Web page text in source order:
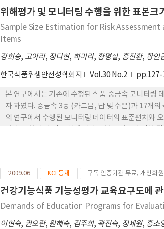
위해평가 및 모니터링 수행을 위한 표본
Sample Size Estimation for Risk
Items
강희승, 고아라, 정다현, 하미라, 황명실, 홍진환, 황인
한국식품위생안전성학회지 Vol.30 No.2 pp.127-
본 연구에서는 기존에 수행된 식품 중금속 모니터링
자 하였다. 중금속 3종 (카드뮴, 납 및 수은)과 17개
의 연구에서 수행된 모니터링 데이터의 표준편차와
개, 납의 경우 최소 7개에서 최대 1,062개, 수은의
을 것이다.
2009.06 KCI 등재 구독 인증기관 무료, 개인회
건강기능식품 기능성평가 교육요구도에
Demands of Education Programs for
이현숙, 권오란, 원혜숙, 김주희, 곽진숙, 정세원, 홍소